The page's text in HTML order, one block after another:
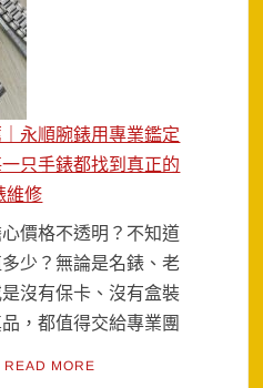
永順腕錶用專業鑑定
只手錶都找到真正的
維修
價格不透明？不知道
少？無論是名錶、老
沒有保卡、沒有盒裝
，都值得交給專業團
READ MORE